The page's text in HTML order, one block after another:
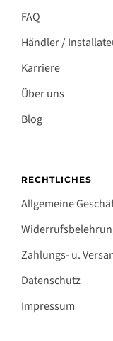
FAQ
Händler /
Karriere
Über uns
Blog
RECHTLICHES
Allgemeine
Zahlungs- u.
Datenschutz
Impressum